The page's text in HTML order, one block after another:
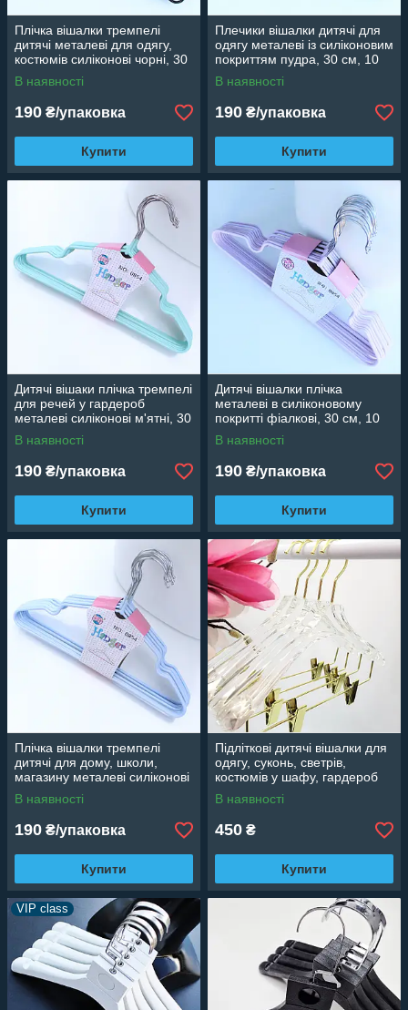
Плічка вішалки тремпелі
дитячі металеві для одягу,
костюмів силіконові чорні, 30
см, 10 шт.
В наявності
190 ₴/упаковка
Купити
Плечики вішалки дитячі для
одягу металеві із силіконовим
покриттям пудра, 30 см, 10
шт.
В наявності
190 ₴/упаковка
Купити
Дитячі вішаки плічка тремпелі
для речей у гардероб
металеві силіконові м'ятні, 30
см, 10 шт.
В наявності
190 ₴/упаковка
Купити
Дитячі вішалки плічка
металеві в силіконовому
покритті фіалкові, 30 см, 10
шт
В наявності
190 ₴/упаковка
Купити
Плічка вішалки тремпелі
дитячі для дому, школи,
магазину металеві силіконові
лавандові, 30 см, 10 шт.
В наявності
190 ₴/упаковка
Купити
Підліткові дитячі вішалки для
одягу, суконь, светрів,
костюмів у шафу, гардероб
прозорі, 35 см
В наявності
450 ₴
Купити
VIP class